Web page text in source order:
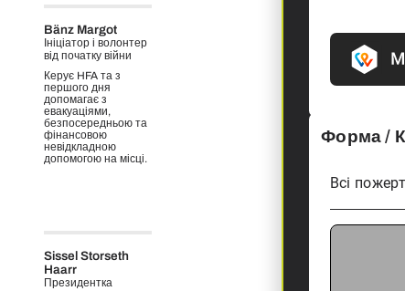
Bänz Margot
Ініціатор і волонтер
від початку війни
Керує HFA та з
першого дня
допомагає з
евакуаціями,
безпосередньою та
фінансовою
невідкладною
допомогою на місці.
Sissel Storseth
Haarr
Президентка
Форма /
Всі